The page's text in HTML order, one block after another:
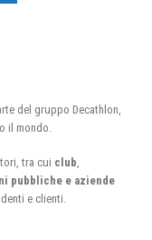
del gruppo Decathlon,
il mondo.
tra cui club
pubbliche e aziende
e clienti.